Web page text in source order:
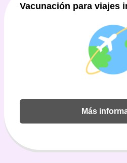
Vacunación para viajes
Más